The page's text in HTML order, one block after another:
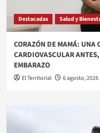
Destacadas Salud y
​CORAZÓN DE MAMÁ: UNA
CARDIOVASCULAR
EMBARAZO
El Territorial 6 agosto, 2026